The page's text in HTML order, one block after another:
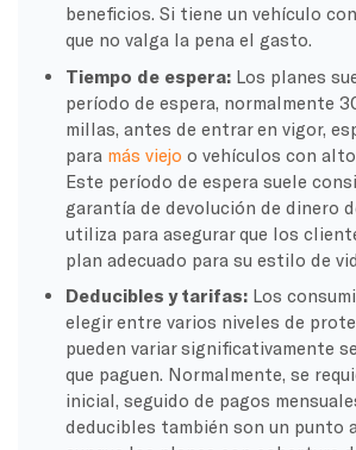
beneficios. Si tiene un vehículo
que no valga la pena el gasto.
Tiempo de espera: Los planes
período de espera, normalmente
millas, antes de entrar en vigor,
para más viejo o vehículos con
Este período de espera suele
garantía de devolución de dinero
utiliza para asegurar que los
plan adecuado para su estilo de
Deducibles y tarifas: Los
elegir entre varios niveles de
pueden variar significativamente
que paguen. Normalmente, se
inicial, seguido de pagos
deducibles también son un punto